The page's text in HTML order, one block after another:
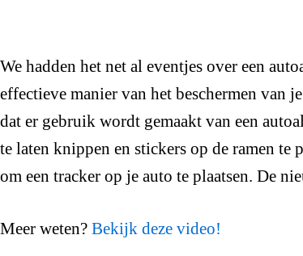
We hadden het net al eventjes over een
effectieve manier van het beschermen van
dat er gebruik wordt gemaakt van een
te laten knippen en stickers op de ramen
om een tracker op je auto te plaatsen. De
Meer weten? Bekijk deze video!